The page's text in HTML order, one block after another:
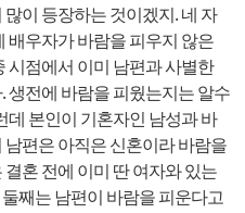
이 등장하는 것이겠지. 네 자
배우자가 바람을 피우지 않은
시점에서 이미 남편과 사별한
생전에 바람을 피웠는지는 알수
데 본인이 기혼자인 남성과 바
편은 아직은 신혼이라 바람을
혼 전에 이미 딴 여자와 있는
째는 남편이 바람을 피운다고